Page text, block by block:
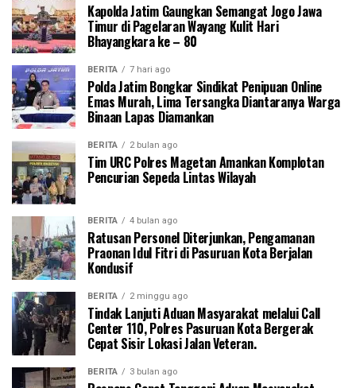
Kapolda Jatim Gaungkan Semangat Jogo Jawa
Timur di Pagelaran Wayang Kulit Hari
Bhayangkara ke – 80
BERITA 7 hari ago
Polda Jatim Bongkar Sindikat Penipuan Online
Emas Murah, Lima Tersangka Diantaranya Warga
Binaan Lapas Diamankan
BERITA 2 bulan ago
Tim URC Polres Magetan Amankan Komplotan
Pencurian Sepeda Lintas Wilayah
BERITA 4 bulan ago
Ratusan Personel Diterjunkan, Pengamanan
Praonan Idul Fitri di Pasuruan Kota Berjalan
Kondusif
BERITA 2 minggu ago
Tindak Lanjuti Aduan Masyarakat melalui Call
Center 110, Polres Pasuruan Kota Bergerak
Cepat Sisir Lokasi Jalan Veteran.
BERITA 3 bulan ago